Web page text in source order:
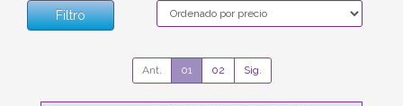
Filtro
Ant. 01 02 Sig.